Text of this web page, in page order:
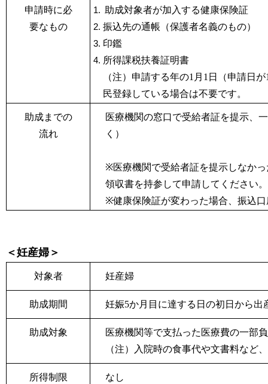
申請時に必
要なもの
助成対象者が加入する健康保険証
振込先の通帳（保護者名義のもの）
印鑑
所得課税扶養証明書
（注）申請する年の1 月1 日（申請日が
民登録している場合は不要です。
助成までの
流れ
医療機関の窓口で受給者証を提示、
く）
※医療機関で受給者証を提示しなか
領収書を持参して申請してください
※健康保険証が変わった場合、振込
＜妊産婦＞
対象者 妊産婦
助成期間 妊娠5か月目に達する日の初日から出
助成対象
医療機関等で支払った医療費の一部
（注）入院時の食事代や文書料など
所得制限 なし